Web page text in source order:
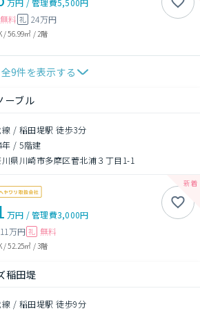
無料 礼 24万円
/56.99㎡ / 2階
全9件を表示する
ーブル
線 / 稲田堤駅 徒歩3分
年 /5階建
県川崎市多摩区菅北浦３丁目1-1
万円 /管理費3,000円
11万円 礼 無料
/52.25㎡ /3階
稲田堤
線 / 稲田堤駅 徒歩9分